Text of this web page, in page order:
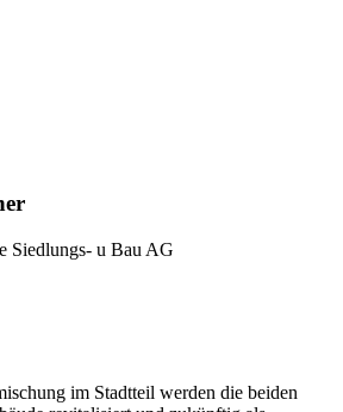
Siedlungs- u Bau AG
im Stadtteil werden die beiden